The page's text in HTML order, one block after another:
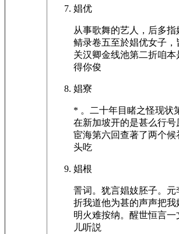
娼优
从事歌舞的艺人，后多
鲭录卷五至於娼优女子
关汉卿金线池第二折咱
得你俊
娼寮
* 。二十年目睹之怪现状
在新加坡开的是甚么行号
宦海第六回查著了两个候
头吃
娼根
詈词。犹言娼妓胚子。
折我道他为甚的声声把
明火难按纳。醒世恒言
儿听説